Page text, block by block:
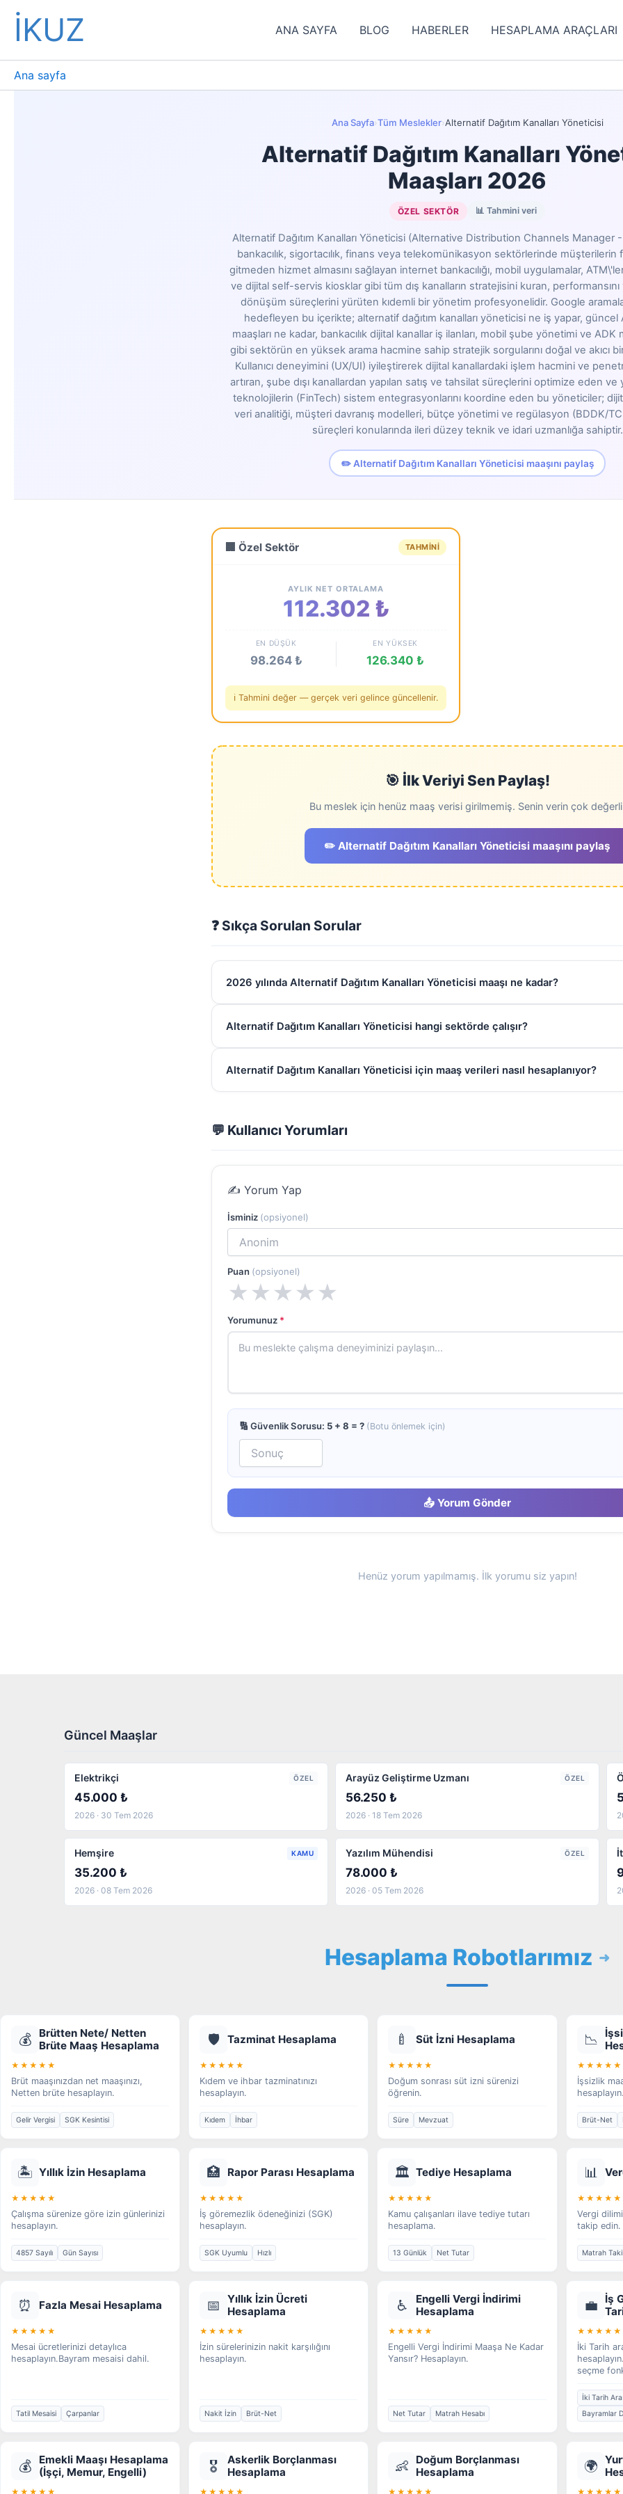
İçeriğe
İKUZ ANA SAYFA BLOG HABERLER HESAPLAMA ARAÇLARI
Ana sayfa
Ana Sayfa›Tüm Meslekler›Alternatif Dağıtım Kanalları Yöneticisi
Alternatif Dağıtım Kanalları
Maaşları 2026
ÖZEL SEKTÖR 📊 Tahmini veri
Alternatif Dağıtım Kanalları Yöneticisi (Alternative Distribution Channels Manager
bankacılık, sigortacılık, finans veya telekomünikasyon sektörlerinde
gitmeden hizmet almasını sağlayan internet bankacılığı, mobil uygulamalar,
ve dijital self-servis kiosklar gibi tüm dış kanalların stratejisini kuran,
dönüşüm süreçlerini yürüten kıdemli bir yönetim profesyonelidir. Google
hedefleyen bu içerikte; alternatif dağıtım kanalları yöneticisi ne iş yapar,
maaşları ne kadar, bankacılık dijital kanallar iş ilanları, mobil şube yönetimi ve
gibi sektörün en yüksek arama hacmine sahip stratejik sorgularını doğal ve akıcı
Kullanıcı deneyimini (UX/UI) iyileştirerek dijital kanallardaki işlem hacmini ve
artıran, şube dışı kanallardan yapılan satış ve tahsilat süreçlerini optimize eden
teknolojilerin (FinTech) sistem entegrasyonlarını koordine eden bu yöneticiler;
veri analitiği, müşteri davranış modelleri, bütçe yönetimi ve regülasyon (BDDK/
süreçleri konularında ileri düzey teknik ve idari uzmanlığa sahiptir.
✏️ Alternatif Dağıtım Kanalları Yöneticisi maaşını paylaş
🏢 Özel Sektör TAHMINI
AYLIK NET ORTALAMA
112.302 ₺
EN DÜŞÜK
98.264 ₺
EN YÜKSEK
126.340 ₺
ℹ️ Tahmini değer — gerçek veri gelince güncellenir.
🎯 İlk Veriyi Sen Paylaş!
Bu meslek için henüz maaş verisi girilmemiş. Senin verin çok
✏️ Alternatif Dağıtım Kanalları Yöneticisi maaşını paylaş
❓ Sıkça Sorulan Sorular
2026 yılında Alternatif Dağıtım Kanalları Yöneticisi maaşı ne kadar?
Alternatif Dağıtım Kanalları Yöneticisi hangi sektörde çalışır?
Alternatif Dağıtım Kanalları Yöneticisi için maaş verileri nasıl hesaplanıyor?
💬 Kullanıcı Yorumları
✍️ Yorum Yap
İsminiz (opsiyonel)
Puan (opsiyonel)
★ ★ ★ ★ ★
Yorumunuz *
🔢 Güvenlik Sorusu: 5 + 8 = ? (Botu önlemek için)
📤 Yorum Gönder
Henüz yorum yapılmamış. İlk yorumu siz yapın!
Güncel Maaşlar
Elektrikçi ÖZEL
45.000 ₺
2026 · 30 Tem 2026
Arayüz Geliştirme Uzmanı ÖZEL
56.250 ₺
2026 · 18 Tem 2026
Hemşire KAMU
35.200 ₺
2026 · 08 Tem 2026
Yazılım Mühendisi ÖZEL
78.000 ₺
2026 · 05 Tem 2026
Hesaplama Robotlarımız
💰
Brütten Nete/ Netten
Brüte Maaş Hesaplama
★★★★★
Brüt maaşınızdan net maaşınızı,
Netten brüte hesaplayın.
Gelir Vergisi SGK Kesintisi
🛡️ Tazminat Hesaplama
★★★★★
Kıdem ve ihbar tazminatınızı
hesaplayın.
Kıdem İhbar
🍼 Süt İzni Hesaplama
★★★★★
Doğum sonrası süt izni sürenizi
öğrenin.
Süre Mevzuat
📉
★★★★★
İşsizlik
Brüt-Net
🏝️ Yıllık İzin Hesaplama
★★★★★
Çalışma sürenize göre izin günlerinizi
hesaplayın.
4857 Sayılı Gün Sayısı
🏥 Rapor Parası Hesaplama
★★★★★
İş göremezlik ödeneğinizi (SGK)
hesaplayın.
SGK Uyumlu Hızlı
🏛️ Tediye Hesaplama
★★★★★
Kamu çalışanları ilave tediye tutarı
hesaplama.
13 Günlük Net Tutar
📊
★★★★★
Vergi
takip edin.
Matrah
⏰ Fazla Mesai Hesaplama
★★★★★
Mesai ücretlerinizi detaylıca
hesaplayın.Bayram mesaisi dahil.
Tatil Mesaisi Çarpanlar
📅
Yıllık İzin Ücreti
Hesaplama
★★★★★
İzin sürelerinizin nakit karşılığını
hesaplayın.
Nakit İzin Brüt-Net
♿
Engelli Vergi İndirimi
Hesaplama
★★★★★
Engelli Vergi İndirimi Maaşa Ne Kadar
Yansır? Hesaplayın.
Net Tutar Matrah Hesabı
💼
İş
★★★★★
İki Tarih
seçme
İki Tarih
Bayramlar
💰
Emekli Maaşı Hesaplama
(İşçi, Memur, Engelli)
🎖️
Askerlik Borçlanması
Hesaplama
👶
Doğum Borçlanması
Hesaplama
🌍